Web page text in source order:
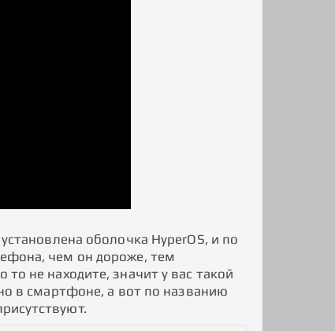
оболочка HyperOS, и по
чем он дороже, тем
не находите, значит у вас такой
в смартфоне, а вот по названию